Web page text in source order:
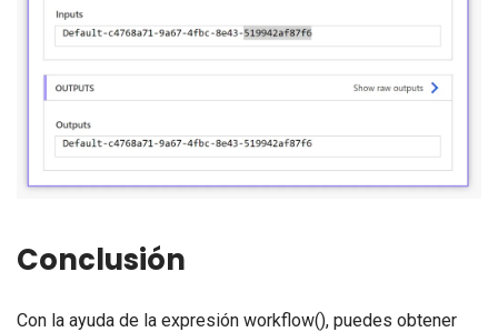
Conclusión
Con la ayuda de la expresión workflow(), puedes obtener